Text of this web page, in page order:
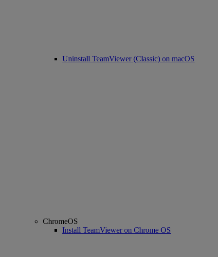
Uninstall TeamViewer (Classic) on macOS
ChromeOS
Install TeamViewer on Chrome OS